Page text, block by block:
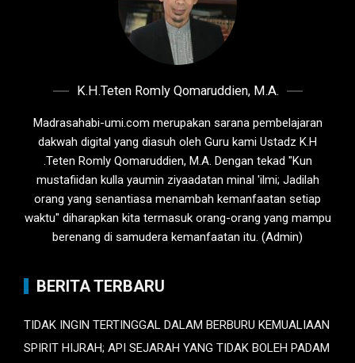
K.H.Teten Romly Qomaruddien, M.A.
Madrasahabi-umi.com merupakan sarana pembelajaran
dakwah digital yang diasuh oleh Guru kami Ustadz K.H
.Teten Romly Qomaruddien, M.A. Dengan tekad "Kun
mustafiidan kulla yaumin ziyaadatan minal 'ilmi; Jadilah
orang yang senantiasa menambah kemanfaatan setiap
waktu" diharapkan kita termasuk orang-orang yang mampu
berenang di samudera kemanfaatan itu. (Admin)
BERITA TERBARU
TIDAK INGIN TERTINGGAL DALAM BERBURU KEMUALIAAN
SPIRIT HIJRAH; API SEJARAH YANG TIDAK BOLEH PADAM